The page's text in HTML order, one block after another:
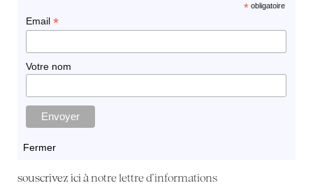
*obligatoire
Email *
Votre nom
Fermer
souscrivez ici à notre lettre d'informations